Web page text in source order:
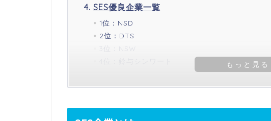
SES優良企業一覧
1位：NSD
2位：DTS
3位：NSW